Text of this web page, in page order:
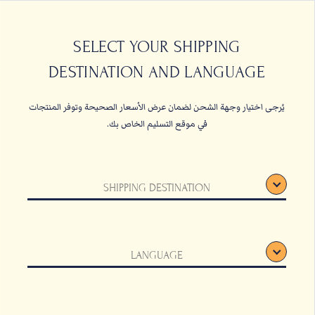
حبات البن القهوة المعلبةSELECT YOUR SHIPPING
DESTINATION AND LANGUAGE
يُرجى اختيار وجهة الشحن لضمان عرض الأسعار الصحيحة وتوفر المنتجات
في موقع التسليم الخاص بك.
SHIPPING DESTINATION
LANGUAGE
الصفحة الرئيسية قائمة الأدوات